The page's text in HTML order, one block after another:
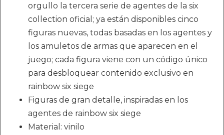
orgullo la tercera serie de agentes de la six
collection oficial; ya están disponibles cinco
figuras nuevas, todas basadas en los agentes y
los amuletos de armas que aparecen en el
juego; cada figura viene con un código único
para desbloquear contenido exclusivo en
rainbow six siege
Figuras de gran detalle, inspiradas en los
agentes de rainbow six siege
Material: vinilo